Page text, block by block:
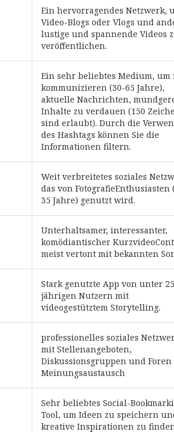
Ein hervorragendes Netzwerk,
Video-Blogs oder Vlogs und
lustige und spannende Videos
veröffentlichen.
Ein sehr beliebtes Medium, um
kommunizieren (30-65 Jahre),
aktuelle Nachrichten,
Inhalte zu verdauen (150
sind erlaubt). Durch die
des Hashtags können Sie die
Informationen filtern.
Weit verbreitetes soziales
das von FotografieEnthusiasten
35 Jahre) genutzt wird.
Unterhaltsamer, interessanter,
komödiantischer
meist vertont mit bekannten
Stark genutzte App von unter
jährigen Nutzern mit
videogestütztem Storytelling.
professionelles soziales
mit Stellenangeboten,
Diskussionsgruppen und Foren
Meinungsaustausch
Sehr beliebtes Social-
Tool, um Ideen zu speichern
kreative Inspirationen zu